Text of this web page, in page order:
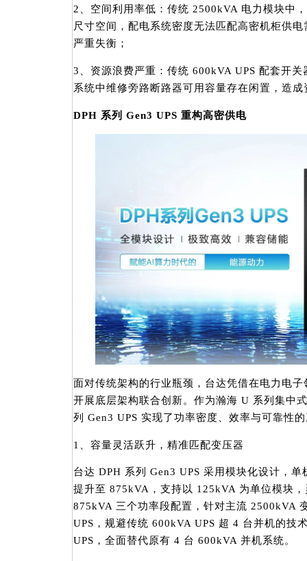
2、空间利用率低：传统 2500kVA 电力模块中
尺寸空间，配电系统密度无法匹配高密机柜供
严重失衡；
3、资源浪费严重：传统 600kVA UPS 配套开
系统中维修旁路断路器可用容量存在闲置，造
DPH 系列 Gen3 UPS 重构高密供电
面对传统架构的行业瓶颈，台达凭借在电力电
开展底层架构联合创新。作为瀚海 U 系列集中
列 Gen3 UPS 实现了功率密度、效率与可靠性
1、容量灵活跃升，精准匹配变压器
台达 DPH 系列 Gen3 UPS 采用模块化设计，
提升至 875kVA，支持以 125kVA 为单位模块
875kVA 三个功率段配置，针对主流 2500kVA
UPS，规避传统 600kVA UPS 超 4 台并机的技
UPS，全面替代原有 4 台 600kVA 并机系统。